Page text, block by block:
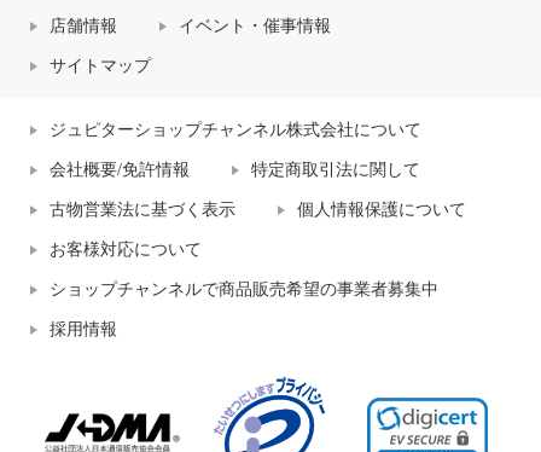
店舗情報 イベント・催事情報
サイトマップ
ジュピターショップチャンネル株式会社について
会社概要/免許情報 特定商取引法に関して
古物営業法に基づく表示 個人情報保護について
お客様対応について
ショップチャンネルで商品販売希望の事業者募集中
採用情報